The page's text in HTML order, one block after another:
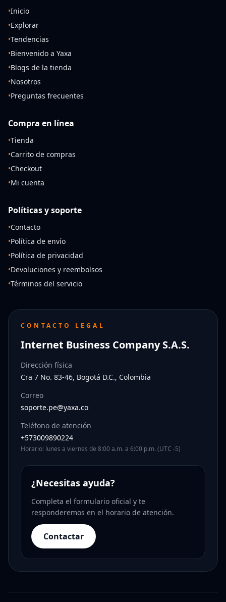
•Inicio
•Explorar
•Tendencias
•Bienvenido a Yaxa
•Blogs de la tienda
•Nosotros
•Preguntas frecuentes
Compra en línea
•Tienda
•Carrito de compras
•Checkout
•Mi cuenta
Políticas y soporte
•Contacto
•Política de envío
•Política de privacidad
•Devoluciones y reembolsos
•Términos del servicio
CONTACTO LEGAL
Internet Business Company S.A.S.
Dirección física
Cra 7 No. 83-46, Bogotá D.C., Colombia
Correo
soporte.pe@yaxa.co
Teléfono de atención
+573009890224
Horario: lunes a viernes de 8:00 a.m. a 6:00 p.m. (UTC -5)
¿Necesitas ayuda?
Completa el formulario oficial y te
responderemos en el horario de atención.
Contactar